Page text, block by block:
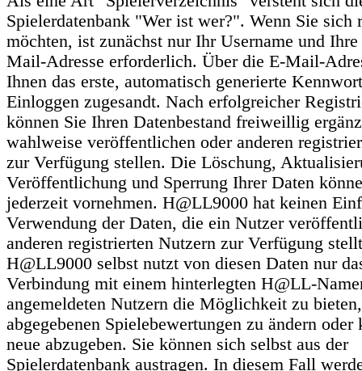
Spielerdatenbank "Wer ist wer?". Wenn Sie sich
möchten, ist zunächst nur Ihr Username und
Mail-Adresse erforderlich. Über die E-Mail-
Ihnen das erste, automatisch generierte
Einloggen zugesandt. Nach erfolgreicher
können Sie Ihren Datenbestand freiweillig
wahlweise veröffentlichen oder anderen
zur Verfügung stellen. Die Löschung,
Veröffentlichung und Sperrung Ihrer Daten
jederzeit vornehmen. H@LL9000 hat keinen
Verwendung der Daten, die ein Nutzer
anderen registrierten Nutzern zur Verfügung
H@LL9000 selbst nutzt von diesen Daten nur
Verbindung mit einem hinterlegten H@LL-
angemeldeten Nutzern die Möglichkeit zu
abgegebenen Spielebewertungen zu ändern oder
neue abzugeben. Sie können sich selbst aus der
Spielerdatenbank austragen. In diesem Fall